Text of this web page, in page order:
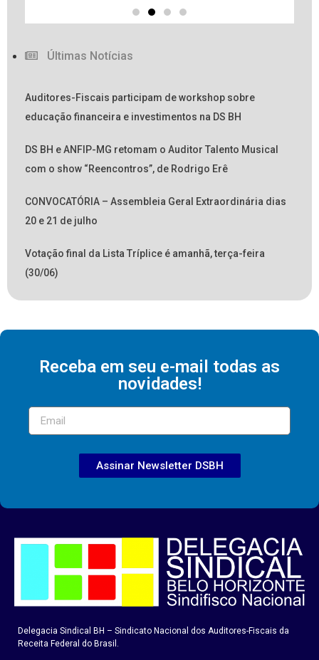
Últimas Notícias
Auditores-Fiscais participam de workshop sobre
educação financeira e investimentos na DS BH
DS BH e ANFIP-MG retomam o Auditor Talento Musical
com o show “Reencontros”, de Rodrigo Erê
CONVOCATÓRIA – Assembleia Geral Extraordinária dias
20 e 21 de julho
Votação final da Lista Tríplice é amanhã, terça-feira
(30/06)
Receba em seu e-mail todas as
novidades!
Assinar Newsletter DSBH
Delegacia Sindical BH – Sindicato Nacional dos Auditores-Fiscais da
Receita Federal do Brasil.